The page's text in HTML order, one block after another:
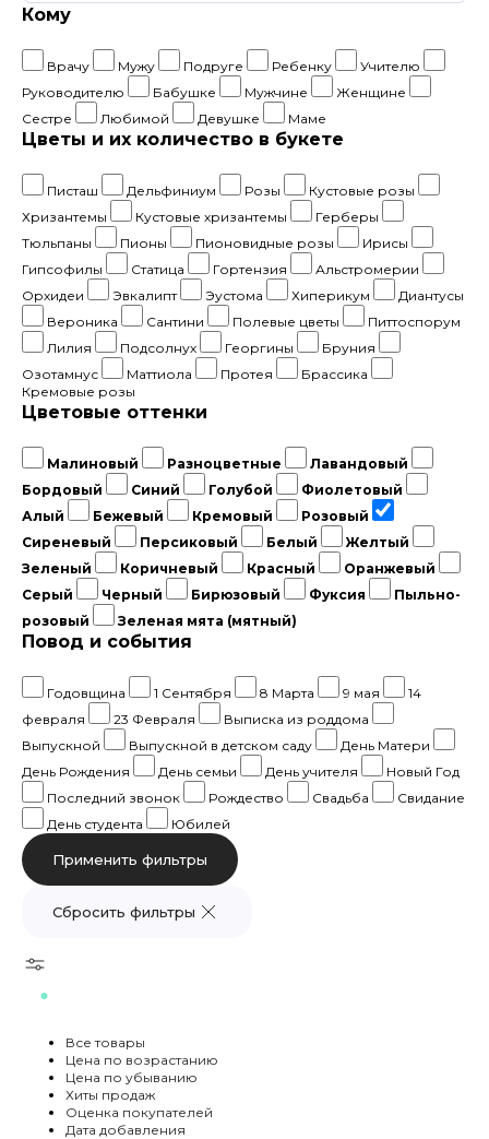
Кому
Врачу Мужу Подруге Ребенку
Учителю
Руководителю
Бабушке Мужчине
Женщине
Сестре
Любимой Девушке Маме
Цветы и их количество в букете
Писташ Дельфиниум Розы
Кустовые розы
Хризантемы
Кустовые хризантемы
Герберы
Тюльпаны
Пионы Пионовидные розы
Ирисы
Гипсофилы
Статица Гортензия
Альстромерии
Орхидеи
Эвкалипт Эустома Хиперикум
Диантусы
Вероника
Сантини Полевые цветы
Питтоспорум
Лилия
Подсолнух Георгины
Бруния
Озотамнус
Маттиола Протея
Брассика
Кремовые розы
Цветовые оттенки
Малиновый Разноцветные
Лавандовый
Бордовый
Синий Голубой
Фиолетовый
Алый
Бежевый Кремовый
Розовый
Сиреневый
Персиковый Белый
Желтый
Зеленый
Коричневый Красный
Оранжевый
Серый
Черный Бирюзовый Фуксия
Пыльно-
розовый
Зеленая мята (мятный)
Повод и события
Годовщина 1 Сентября 8 Марта 9 мая
14
февраля
23 Февраля
Выписка из роддома
Выпускной
Выпускной в детском саду
День Матери
День Рождения
День семьи День учителя
Новый Год
Последний звонок
Рождество Свадьба
Свидание
День студента
Юбилей
Сбросить фильтры
Все товары
Цена по возрастанию
Цена по убыванию
Хиты продаж
Оценка покупателей
Дата добавления